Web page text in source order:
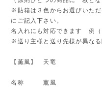
※貼箱は３色からお選びいた
にご記入下さい。
名入れにも対応できます 例（
※送り主様と送り先様が異なる
【薫風】 天竜
名称 薫風